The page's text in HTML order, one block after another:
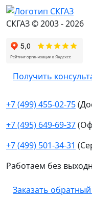
СКГАЗ © 2003 - 2026
Получить
+7 (499) 455-02-75
+7 (495) 649-69-37
+7 (499) 501-34-31
Работаем без
Заказать